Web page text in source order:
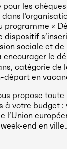
pour les
programme «
dispositif
sociale et
encourager le
catégorie
départ en
propose toute
à votre budget :
l’Union
end en